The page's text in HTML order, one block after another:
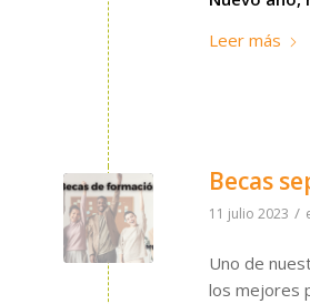
Leer más
Becas
11 julio 2023 /
Uno de
los mejores